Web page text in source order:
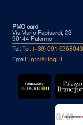
PMO card
Via Mario Rapisardi, 23
90144 Palermo
Tel: Tel. (+39) 091 6268043
Email: info@rilogi.it